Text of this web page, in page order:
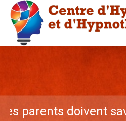
parents doivent